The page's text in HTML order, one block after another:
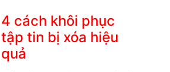
4 cách khôi phục
tập tin bị xóa hiệu
quả